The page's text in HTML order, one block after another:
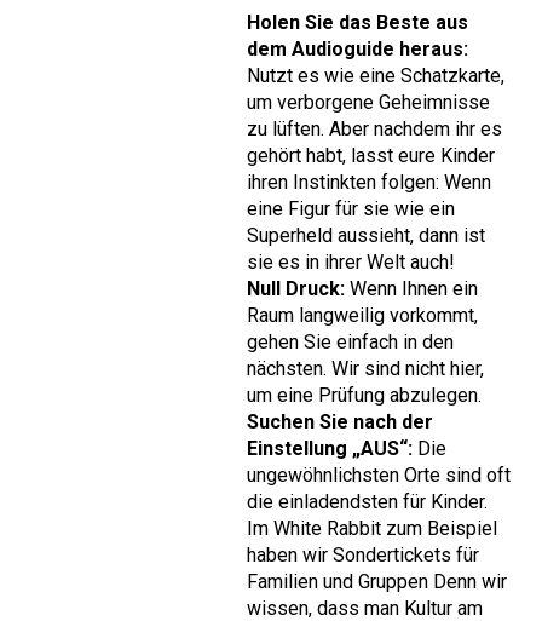
Holen Sie das Beste aus
dem Audioguide heraus:
Nutzt es wie eine Schatzkarte,
um verborgene Geheimnisse
zu lüften. Aber nachdem ihr es
gehört habt, lasst eure Kinder
ihren Instinkten folgen: Wenn
eine Figur für sie wie ein
Superheld aussieht, dann ist
sie es in ihrer Welt auch!
Null Druck: Wenn Ihnen ein
Raum langweilig vorkommt,
gehen Sie einfach in den
nächsten. Wir sind nicht hier,
um eine Prüfung abzulegen.
Suchen Sie nach der
Einstellung „AUS“: Die
ungewöhnlichsten Orte sind oft
die einladendsten für Kinder.
Im White Rabbit zum Beispiel
haben wirSondertickets für
Familien und Gruppen Denn wir
wissen, dass man Kultur am